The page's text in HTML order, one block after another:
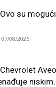
su
07/08/2026